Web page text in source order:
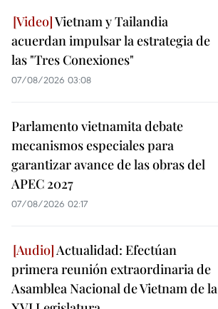
Vietnam y Tailandia
acuerdan impulsar la estrategia de
las "Tres Conexiones"
07/08/2026 03:08
Parlamento vietnamita debate
mecanismos especiales para
garantizar avance de las obras del
APEC 2027
07/08/2026 02:17
Actualidad: Efectúan
primera reunión extraordinaria de
Asamblea Nacional de Vietnam de la